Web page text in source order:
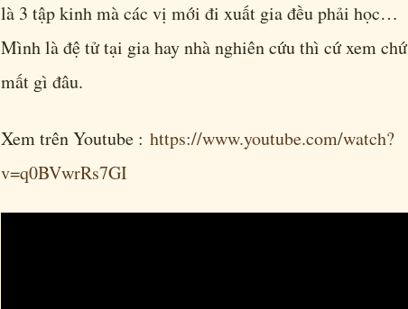
là 3 tập kinh mà các vị mới đi xuất gia đều phải học…
Mình là đệ tử tại gia hay nhà nghiên cứu thì cứ xem chứ
mất gì đâu.
Xem trên Youtube : https://www.youtube.com/watch?
v=q0BVwrRs7GI